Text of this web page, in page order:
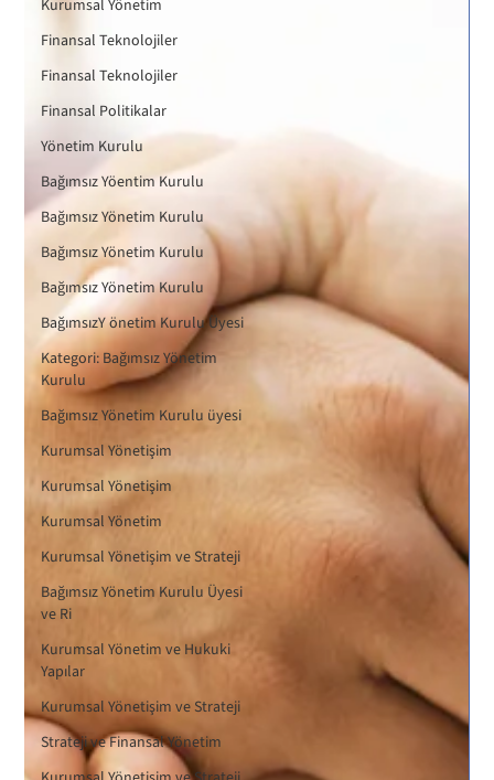
Kurumsal Yönetim
Finansal Teknolojiler
Finansal Teknolojiler
Finansal Politikalar
Yönetim Kurulu
Bağımsız Yöentim Kurulu
Bağımsız Yönetim Kurulu
Bağımsız Yönetim Kurulu
Bağımsız Yönetim Kurulu
BağımsızY önetim Kurulu Üyesi
Kategori: Bağımsız Yönetim
Kurulu
Bağımsız Yönetim Kurulu üyesi
Kurumsal Yönetişim
Kurumsal Yönetişim
Kurumsal Yönetim
Kurumsal Yönetişim ve Strateji
Bağımsız Yönetim Kurulu Üyesi
ve Ri
Kurumsal Yönetim ve Hukuki
Yapılar
Kurumsal Yönetişim ve Strateji
Strateji ve Finansal Yönetim